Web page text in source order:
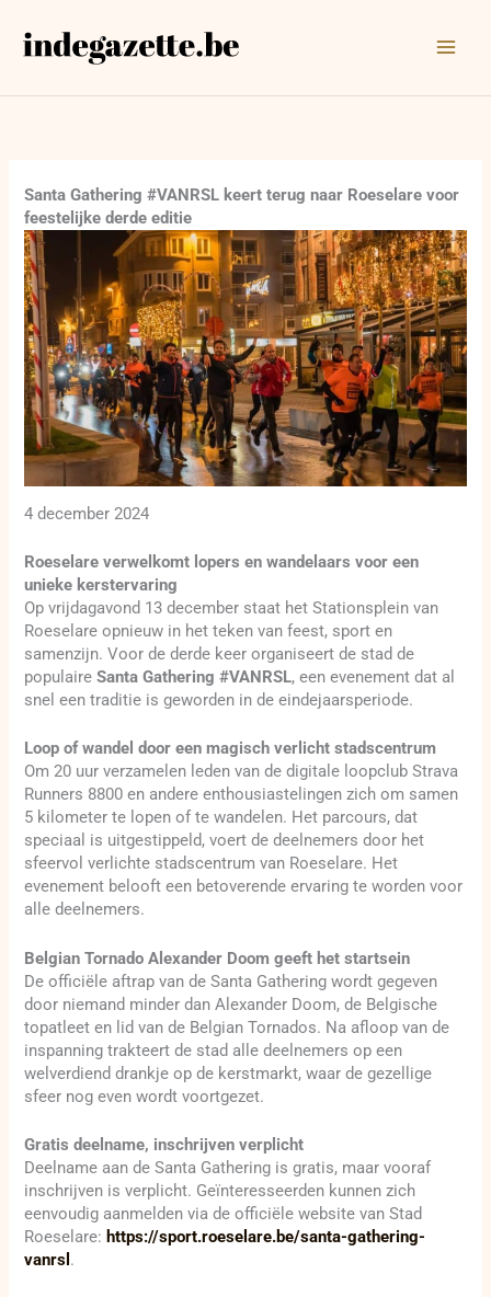
naar
Santa Gathering #VANRSL keert terug naar Roeselare voor
feestelijke derde editie
4 december 2024
Roeselare verwelkomt lopers en wandelaars voor een
unieke kerstervaring
Op vrijdagavond 13 december staat het Stationsplein van
Roeselare opnieuw in het teken van feest, sport en
samenzijn. Voor de derde keer organiseert de stad de
populaireSanta Gathering #VANRSL, een evenement dat al
snel een traditie is geworden in de eindejaarsperiode.
Loop of wandel door een magisch verlicht stadscentrum
Om 20 uur verzamelen leden van de digitale loopclub Strava
Runners 8800 en andere enthousiastelingen zich om samen
5 kilometer te lopen of te wandelen. Het parcours, dat
speciaal is uitgestippeld, voert de deelnemers door het
sfeervol verlichte stadscentrum van Roeselare. Het
evenement belooft een betoverende ervaring te worden voor
alle deelnemers.
Belgian Tornado Alexander Doom geeft het startsein
De officiële aftrap van de Santa Gathering wordt gegeven
door niemand minder dan Alexander Doom, de Belgische
topatleet en lid van de Belgian Tornados. Na afloop van de
inspanning trakteert de stad alle deelnemers op een
welverdiend drankje op de kerstmarkt, waar de gezellige
sfeer nog even wordt voortgezet.
Gratis deelname, inschrijven verplicht
Deelname aan de Santa Gathering is gratis, maar vooraf
inschrijven is verplicht. Geïnteresseerden kunnen zich
eenvoudig aanmelden via de officiële website van Stad
Roeselare: https://sport.roeselare.be/santa-gathering-
vanrsl .